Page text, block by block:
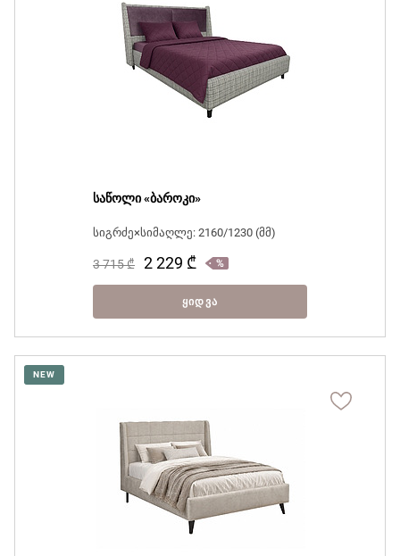
საწოლი «ბაროკი»
სიგრძე×სიმაღლე: 2160/1230 (მმ)
3 715₾ 2 229 ₾
ᲧᲘᲓᲕᲐ
NEW